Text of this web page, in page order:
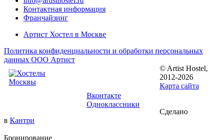
Контактная информация
Франчайзинг
Артист Хостел в Москве
Политика конфиденциальности и обработки персональных
данных ООО Артист
Вконтакте
Одноклассники
© Artist Hostel,
2012-2026
Карта сайта
Сделано
в Кантри
Бронирование